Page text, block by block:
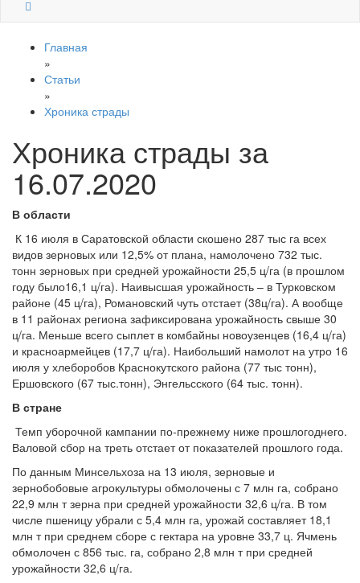
Главная
»
Статьи
»
Хроника страды
Хроника страды за
16.07.2020
В области
К 16 июля в Саратовской области скошено 287 тыс га всех
видов зерновых или 12,5% от плана, намолочено 732 тыс.
тонн зерновых при средней урожайности 25,5 ц/га (в прошлом
году было16,1 ц/га). Наивысшая урожайность – в Турковском
районе (45 ц/га), Романовский чуть отстает (38ц/га). А вообще
в 11 районах региона зафиксирована урожайность свыше 30
ц/га. Меньше всего сыплет в комбайны новоузенцев (16,4 ц/га)
и красноармейцев (17,7 ц/га). Наибольший намолот на утро 16
июля у хлеборобов Краснокутского района (77 тыс тонн),
Ершовского (67 тыс.тонн), Энгельсского (64 тыс. тонн).
В стране
Темп уборочной кампании по-прежнему ниже прошлогоднего.
Валовой сбор на треть отстает от показателей прошлого года.
По данным Минсельхоза на 13 июля, зерновые и
зернобобовые агрокультуры обмолочены с 7 млн га, собрано
22,9 млн т зерна при средней урожайности 32,6 ц/га. В том
числе пшеницу убрали с 5,4 млн га, урожай составляет 18,1
млн т при среднем сборе с гектара на уровне 33,7 ц. Ячмень
обмолочен с 856 тыс. га, собрано 2,8 млн т при средней
урожайности 32,6 ц/га.